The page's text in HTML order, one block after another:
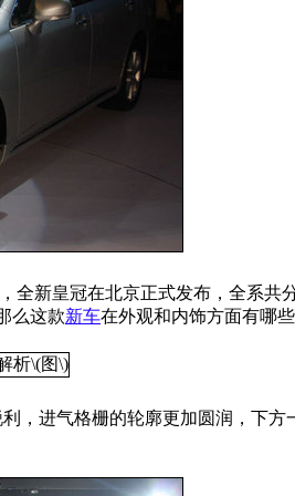
全新皇冠在北京正式发布，全系共
么这款新车在外观和内饰方面有哪
，进气格栅的轮廓更加圆润，下